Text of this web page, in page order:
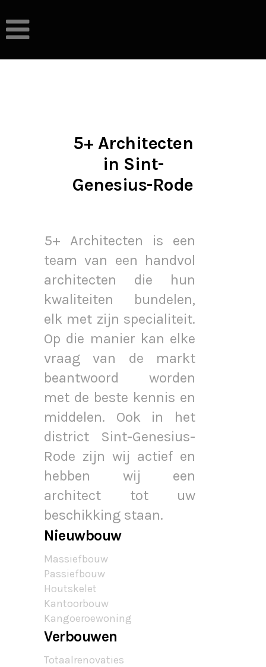
5+ Architecten
in Sint-
Genesius-Rode
5+ Architecten is een
team van een handvol
architecten die hun
kwaliteiten bundelen,
elk met zijn specialiteit.
Op die manier kan elke
vraag van de markt
beantwoord worden
met de beste kennis en
middelen. Ook in het
district Sint-Genesius-
Rode zijn wij actief en
hebben wij een
architect tot uw
beschikking staan.
Nieuwbouw
Massiefbouw
Passiefbouw
Houtskelet
Kantoorbouw
Kangoeroewoning
Verbouwen
Totaalrenovaties